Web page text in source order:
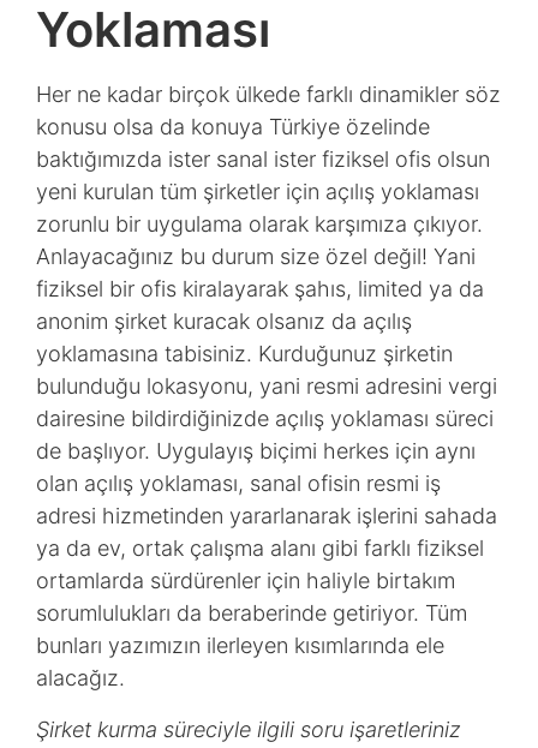
Yoklaması
Her ne kadar birçok ülkede farklı dinamikler söz
konusu olsa da konuya Türkiye özelinde
baktığımızda ister sanal ister fiziksel ofis olsun
yeni kurulan tüm şirketler için açılış yoklaması
zorunlu bir uygulama olarak karşımıza çıkıyor.
Anlayacağınız bu durum size özel değil! Yani
fiziksel bir ofis kiralayarak şahıs, limited ya da
anonim şirket kuracak olsanız da açılış
yoklamasına tabisiniz. Kurduğunuz şirketin
bulunduğu lokasyonu, yani resmi adresini vergi
dairesine bildirdiğinizde açılış yoklaması süreci
de başlıyor. Uygulayış biçimi herkes için aynı
olan açılış yoklaması, sanal ofisin resmi iş
adresi hizmetinden yararlanarak işlerini sahada
ya da ev, ortak çalışma alanı gibi farklı fiziksel
ortamlarda sürdürenler için haliyle birtakım
sorumlulukları da beraberinde getiriyor. Tüm
bunları yazımızın ilerleyen kısımlarında ele
alacağız.
Şirket kurma süreciyle ilgili soru işaretleriniz